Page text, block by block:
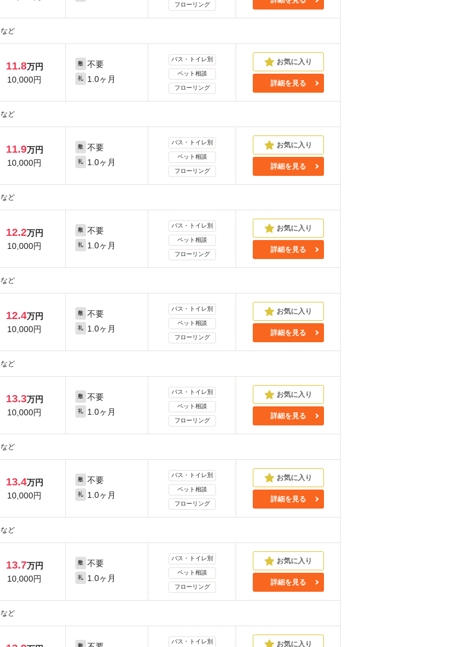
フローリング
など
11.8万円
10,000円
敷 不要
礼 1.0ヶ月
バス・トイレ別
ペット相談
フローリング
詳細を見る
など
11.9万円
10,000円
敷 不要
礼 1.0ヶ月
バス・トイレ別
ペット相談
フローリング
詳細を見る
など
12.2万円
10,000円
敷 不要
礼 1.0ヶ月
バス・トイレ別
ペット相談
フローリング
詳細を見る
など
12.4万円
10,000円
敷 不要
礼 1.0ヶ月
バス・トイレ別
ペット相談
フローリング
詳細を見る
など
13.3万円
10,000円
敷 不要
礼 1.0ヶ月
バス・トイレ別
ペット相談
フローリング
詳細を見る
など
13.4万円
10,000円
敷 不要
礼 1.0ヶ月
バス・トイレ別
ペット相談
フローリング
詳細を見る
など
13.7万円
10,000円
敷 不要
礼 1.0ヶ月
バス・トイレ別
ペット相談
フローリング
詳細を見る
など
敷
バス・トイレ別